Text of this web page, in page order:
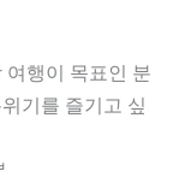
행이 목표인 분
기를 즐기고 싶